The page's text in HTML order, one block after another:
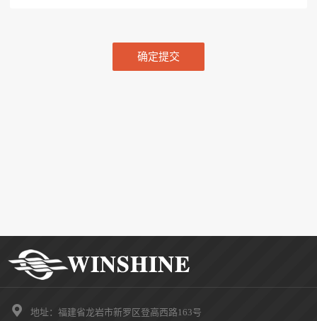
确定提交
 地址：福建省龙岩市新罗区登高西路163号